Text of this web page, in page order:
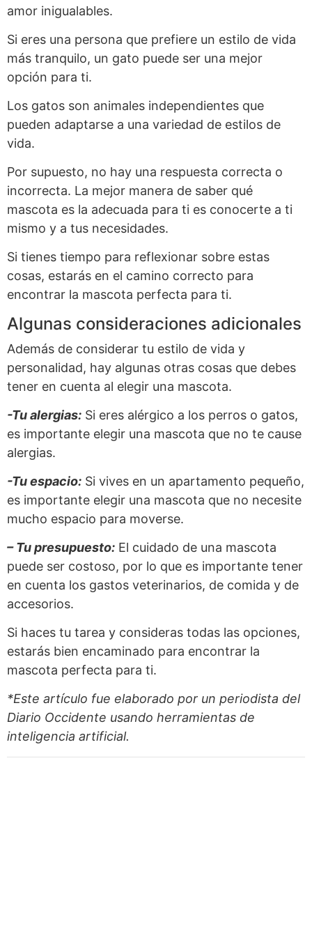
amor inigualables.
Si eres una persona que prefiere un estilo de vida
más tranquilo, un gato puede ser una mejor
opción para ti.
Los gatos son animales independientes que
pueden adaptarse a una variedad de estilos de
vida.
Por supuesto, no hay una respuesta correcta o
incorrecta. La mejor manera de saber qué
mascota es la adecuada para ti es conocerte a ti
mismo y a tus necesidades.
Si tienes tiempo para reflexionar sobre estas
cosas, estarás en el camino correcto para
encontrar la mascota perfecta para ti.
Algunas consideraciones adicionales
Además de considerar tu estilo de vida y
personalidad, hay algunas otras cosas que debes
tener en cuenta al elegir una mascota.
-Tu alergias: Si eres alérgico a los perros o gatos,
es importante elegir una mascota que no te cause
alergias.
-Tu espacio: Si vives en un apartamento pequeño,
es importante elegir una mascota que no necesite
mucho espacio para moverse.
– Tu presupuesto: El cuidado de una mascota
puede ser costoso, por lo que es importante tener
en cuenta los gastos veterinarios, de comida y de
accesorios.
Si haces tu tarea y consideras todas las opciones,
estarás bien encaminado para encontrar la
mascota perfecta para ti.
*Este artículo fue elaborado por un periodista del
Diario Occidente usando herramientas de
inteligencia artificial.